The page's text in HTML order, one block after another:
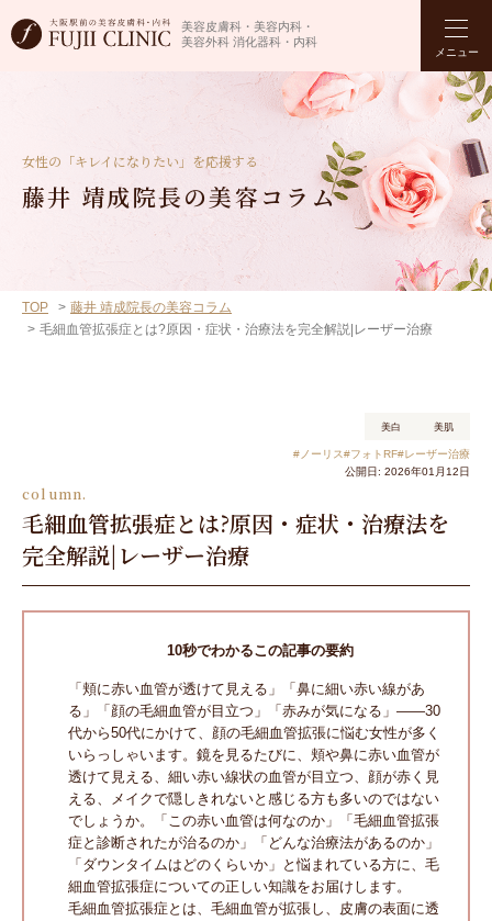
美容皮膚科・美容内科・
美容外科 消化器科・内科
メニュー
女性の「キレイになりたい」を応援する
藤井 靖成院長の美容コラム
TOP
藤井 靖成院長の美容コラム
毛細血管拡張症とは?原因・症状・治療法を完全解説|レーザー治療
美白 美肌
#ノーリス#フォトRF#レーザー治療
公開日: 2026年01月12日
column.
毛細血管拡張症とは?原因・症状・治療法を
完全解説|レーザー治療
10秒でわかるこの記事の要約
「頬に赤い血管が透けて見える」「鼻に細い赤い線があ
る」「顔の毛細血管が目立つ」「赤みが気になる」――30
代から50代にかけて、顔の毛細血管拡張に悩む女性が多く
いらっしゃいます。鏡を見るたびに、頬や鼻に赤い血管が
透けて見える、細い赤い線状の血管が目立つ、顔が赤く見
える、メイクで隠しきれないと感じる方も多いのではない
でしょうか。「この赤い血管は何なのか」「毛細血管拡張
症と診断されたが治るのか」「どんな治療法があるのか」
「ダウンタイムはどのくらいか」と悩まれている方に、毛
細血管拡張症についての正しい知識をお届けします。
毛細血管拡張症とは、毛細血管が拡張し、皮膚の表面に透